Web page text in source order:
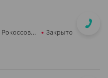
ФармОстров ООО Аптека №9 на Рокоссовского Закрыто